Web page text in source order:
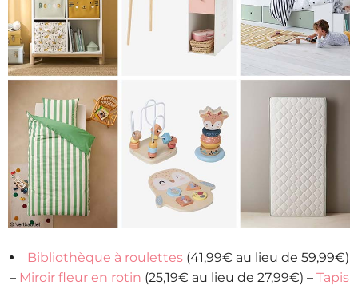
Bibliothèque à roulettes(41,99€ au lieu de 59,99€)
– Miroir fleur en rotin (25,19€ au lieu de 27,99€) – Tapis